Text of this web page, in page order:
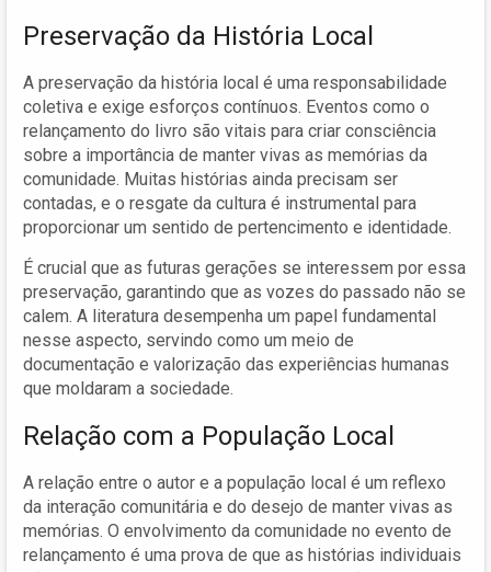
Preservação da História Local
A preservação da história local é uma responsabilidade
coletiva e exige esforços contínuos. Eventos como o
relançamento do livro são vitais para criar consciência
sobre a importância de manter vivas as memórias da
comunidade. Muitas histórias ainda precisam ser
contadas, e o resgate da cultura é instrumental para
proporcionar um sentido de pertencimento e identidade.
É crucial que as futuras gerações se interessem por essa
preservação, garantindo que as vozes do passado não se
calem. A literatura desempenha um papel fundamental
nesse aspecto, servindo como um meio de
documentação e valorização das experiências humanas
que moldaram a sociedade.
Relação com a População Local
A relação entre o autor e a população local é um reflexo
da interação comunitária e do desejo de manter vivas as
memórias. O envolvimento da comunidade no evento de
relançamento é uma prova de que as histórias individuais